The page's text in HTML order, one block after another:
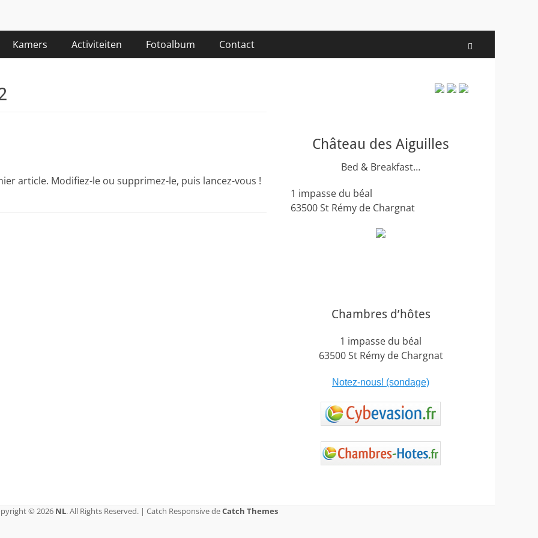
Kamers Activiteiten Fotoalbum Contact
article. Modifiez-le ou supprimez-le, puis lancez-vous !
Château des Aiguilles
Bed & Breakfast…
1 impasse du béal
63500 St Rémy de Chargnat
Chambres d’hôtes
1 impasse du béal
63500 St Rémy de Chargnat
Notez-nous! (sondage)
© 2026 NL. All Rights Reserved. | Catch Responsive deCatch Themes